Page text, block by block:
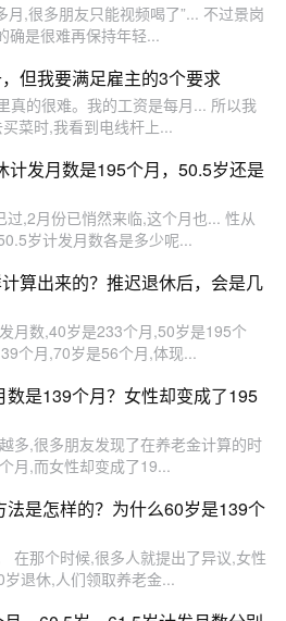
月,很多朋友只能视频喝了”... 不过景岗
确是很难再保持年轻...
但我要满足雇主的3个要求
真的很难。我的工资是每月... 所以我
菜时,我看到电线杆上...
计发月数是195个月，50.5岁还是
,2月份已悄然来临,这个月也... 性从
岁计发月数各是多少呢...
算出来的？推迟退休后，会是几
月数,40岁是233个月,50岁是195个
个月,70岁是56个月,体现...
是139个月？女性却变成了195
多,很多朋友发现了在养老金计算的时
月,而女性却变成了19...
是怎样的？为什么60岁是139个
在那个时候,很多人就提出了异议,女性
退休,人们领取养老金...